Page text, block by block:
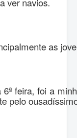
as
feira, foi a
pelo